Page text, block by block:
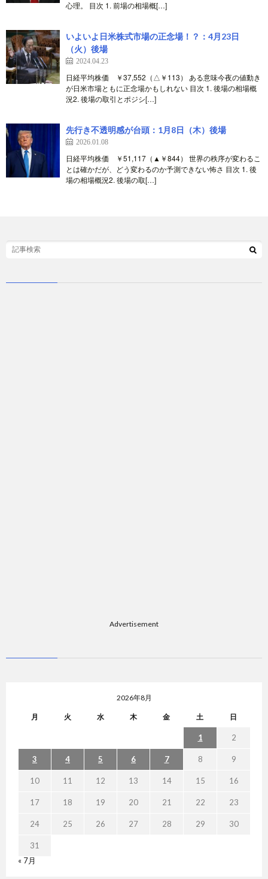
心理。 目次 1. 前場の相場概[…]
いよいよ日米株式市場の正念場！？：4月23日
（火）後場
2024.04.23
日経平均株価 ￥37,552（△￥113） ある意味今夜の値動き
が日米市場ともに正念場かもしれない 目次 1. 後場の相場概
況2. 後場の取引とポジシ[…]
先行き不透明感が台頭：1月8日（木）後場
2026.01.08
日経平均株価 ￥51,117（▲￥844） 世界の秩序が変わるこ
とは確かだが、どう変わるのか予測できない怖さ 目次 1. 後
場の相場概況2. 後場の取[…]
Advertisement
2026年8月
月 火 水 木 金 土 日
1 2
3 4 5 6 7 8 9
10 11 12 13 14 15 16
17 18 19 20 21 22 23
24 25 26 27 28 29 30
31
« 7月